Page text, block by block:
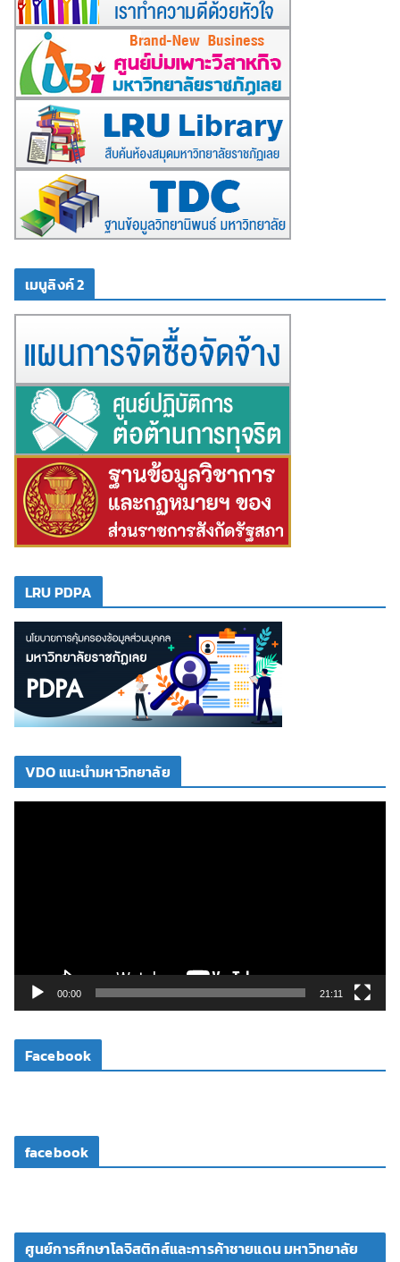
เมนูลิงค์ 2
LRU PDPA
VDO แนะนำมหาวิทยาลัย
ดี
โ
00:00 21:11
Facebook
facebook
ศูนย์การศึกษาโลจิสติกส์และการค้าชายแดน มหาวิทยาลัย